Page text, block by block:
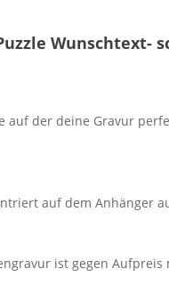
Wunschtext-
der deine Gravur
auf dem Anhänger
ist gegen Aufpreis